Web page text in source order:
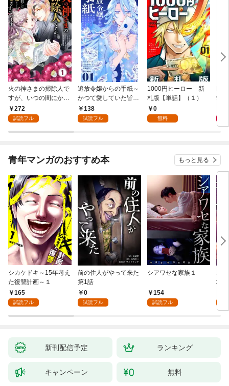
火の神さまの掃除人で
すが、いつの間にか花
嫁として溺愛されてい
ます【単話】（１）
272
試読フル
追放令嬢からの手紙～
かつて愛していた皆さ
まへ 私のことなどお忘
れですか？～【単話】
138
試読フル
1000円ヒーロー 新
札版【単話】（１）
0
無料
9.5
青年マンガのおすすめ本 もっと見る
シカケドキ～15年考え
た復讐計画～１
165
試読フル
前の住人がやって来た
第1話
0
試読フル
シアワセな家族１
154
試読フル
地
新刊配信予定 ランキング
キャンペーン 無料